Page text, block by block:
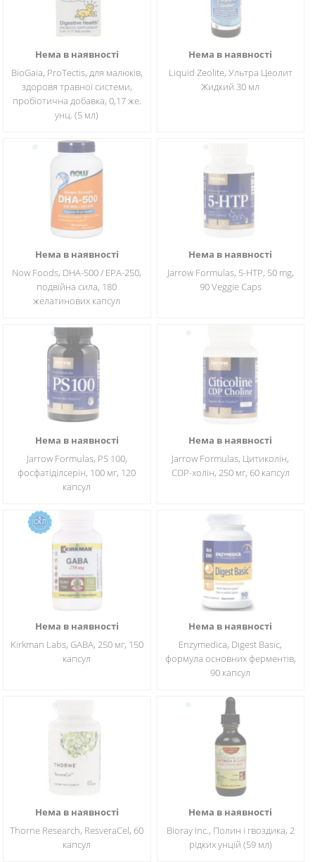
Нема в наявності
BioGaia, ProTectis, для малюків,
здоровя травної системи,
пробіотична добавка, 0,17 же.
унц. (5 мл)
Нема в наявності
Liquid Zeolite, Ультра Цеолит
Жидкий 30 мл
Нема в наявності
Now Foods, DHA-500 / EPA-250,
подвійна сила, 180
желатинових капсул
Нема в наявності
Jarrow Formulas, 5-HTP, 50 mg,
90 Veggie Caps
Нема в наявності
Jarrow Formulas, PS 100,
фосфатіділсерін, 100 мг, 120
капсул
Нема в наявності
Jarrow Formulas, Цитиколін,
CDP-холін, 250 мг, 60 капсул
Нема в наявності
Kirkman Labs, GABA, 250 мг, 150
капсул
Нема в наявності
Enzymedica, Digest Basic,
формула основних ферментів,
90 капсул
Нема в наявності
Thorne Research, ResveraCel, 60
капсул
Нема в наявності
Bioray Inc., Полин і гвоздика, 2
рідких унцій (59 мл)